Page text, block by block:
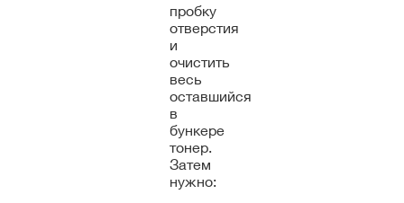
пробку
отверстия
и
очистить
весь
оставшийся
в
бункере
тонер.
Затем
нужно: